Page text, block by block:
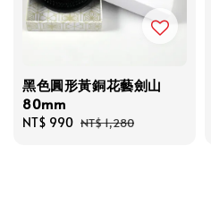
黑色圓形黃銅花藝劍山
80mm
Sale
NT$ 990 Regular
NT$ 1,280